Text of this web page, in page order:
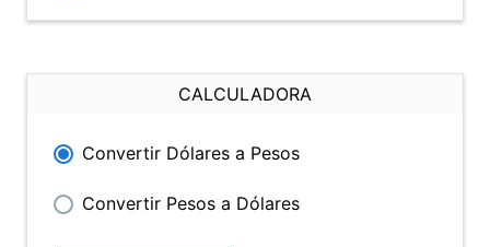
CALCULADORA
Convertir Dólares a Pesos
Convertir Pesos a Dólares